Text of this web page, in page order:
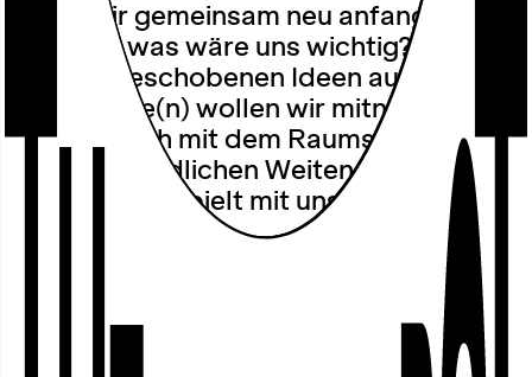
Wenn wir gemeinsam neu anfangen
könnten, was wäre uns wichtig? Welche
beiseitegeschobenen Ideen aus
Geschichte(n) wollen wir mitnehmen?
Begebt euch mit dem Raumschiff TARA
3 in die unendlichen Weiten und Zeiten
des Alls und spielt mit uns durch, wie es
Das neue Theatergame von Anna Kpok
verwandelt das Theater im Depot in ein
interstellares Raumschiff und die
Zuschauer*innen in seine Besatzung. Sie